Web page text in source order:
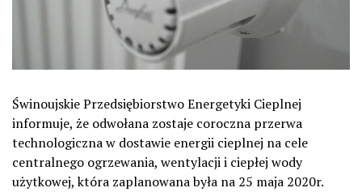
Świnoujskie Przedsiębiorstwo Energetyki Cieplnej
informuje, że odwołana zostaje coroczna przerwa
technologiczna w dostawie energii cieplnej na cele
centralnego ogrzewania, wentylacji i ciepłej wody
użytkowej, która zaplanowana była na 25 maja 2020r.